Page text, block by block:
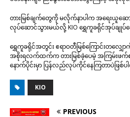
တားမြစ်ချက်တွေကို မလိုက်နာပါက အရေးယူဆေ
လုပ်ဆောင်သွားမယ်လို့ KIO ရွှေကူခရိုင်အုပ်ချုပ်
ရွှေကူခရိုင်အတွင်း ဧရာဝတီမြစ်ကြောင်းတလျှေ
အစိုးရလက်ထက်က တားမြစ်ခဲ့ပေမဲ့ အကြမ်းဖ
နောက်ပိုင်းမှာ ပြန်လည်လုပ်ကိုင်နေကြတာပဲဖြစ်
KIO
PREVIOUS